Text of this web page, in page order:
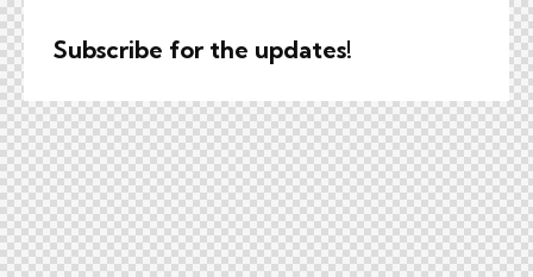
Subscribe for the updates!